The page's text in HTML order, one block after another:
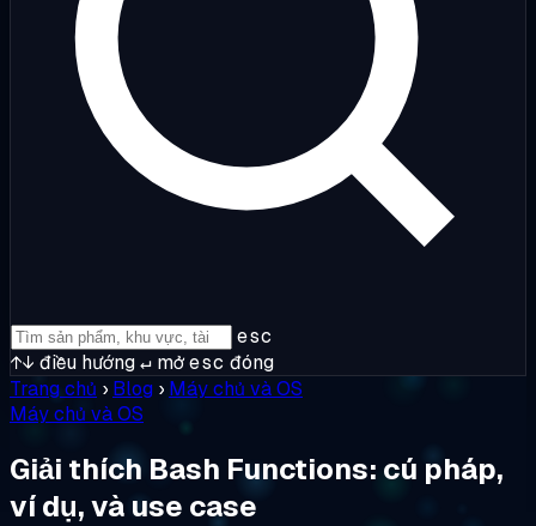
esc
↑↓ điều hướng↵ mởesc đóng
Trang chủ › Blog › Máy chủ và OS
Máy chủ và OS
Giải thích Bash Functions: cú pháp,
ví dụ, và use case